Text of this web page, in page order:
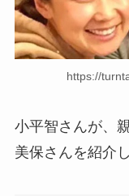
https://
小平智さんが、
美保さんを紹介